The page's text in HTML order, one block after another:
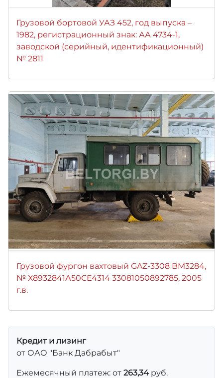
Грузовой бортовой УАЗ 452, год выпуска –
1982, регистрационный знак: АА 4734-1,
заводской (серийный, идентификационный)
№ 2811
Грузовой фургон вахтовый GAZ-3308 BM3284,
№ Х8932841А50СЕ4314 33081050892785, 2005
г.в.
Кредит и лизинг
от ОАО "Банк Дабрабыт"
Ежемесячный платеж: от 263,34 руб.